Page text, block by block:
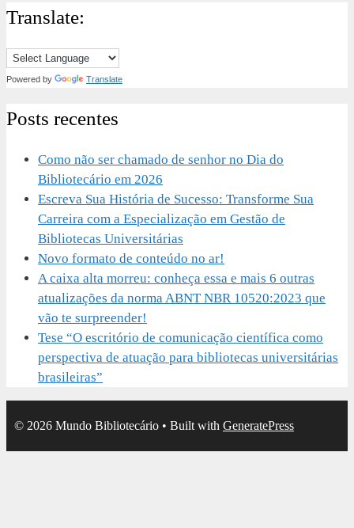
Translate:
Powered by Translate
Posts recentes
Como não ser chamado de senhor no Dia do
Bibliotecário em 2026
Escreva Sua História de Sucesso: Transforme Sua
Carreira com a Especialização em Gestão de
Bibliotecas Universitárias
Novo formato de conteúdo no ar!
A caixa alta morreu: conheça essa e mais 6 outras
atualizações da norma ABNT NBR 10520:2023 que
vão te surpreender!
Tese “O escritório de comunicação científica como
perspectiva de atuação para bibliotecas universitárias
brasileiras”
© 2026 Mundo Bibliotecário • Built with GeneratePress